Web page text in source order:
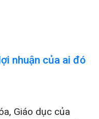
nhuận của ai đó
Giáo dục của